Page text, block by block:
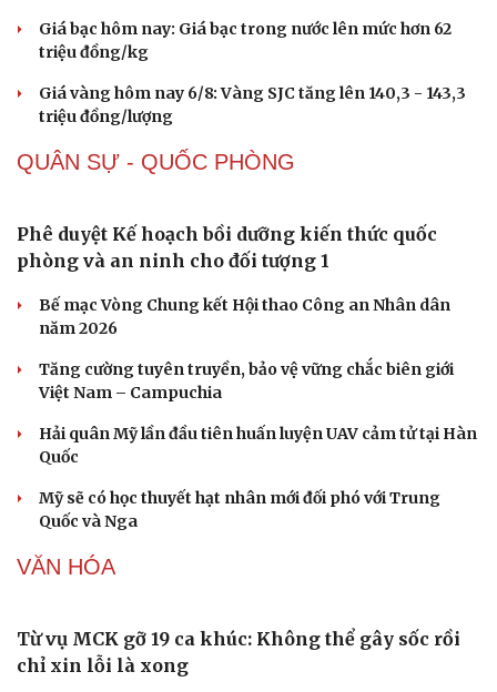
Sức khỏe
Dinh dưỡng - món ngon
Sản phụ khoa
Nhi khoa
Làm đẹp - giảm cân
Phòng mạch online
Ăn sạch sống khỏe
Đời sống
Tình yêu - Gia đình
Giá bạc hôm nay: Giá bạc trong nước lên mức hơn 62
triệu đồng/kg
Giá vàng hôm nay 6/8: Vàng SJC tăng lên 140,3 - 143,3
triệu đồng/lượng
QUÂN SỰ - QUỐC PHÒNG
Phê duyệt Kế hoạch bồi dưỡng kiến thức quốc
phòng và an ninh cho đối tượng 1
Bế mạc Vòng Chung kết Hội thao Công an Nhân dân
năm 2026
Tăng cường tuyên truyền, bảo vệ vững chắc biên giới
Việt Nam – Campuchia
Hải quân Mỹ lần đầu tiên huấn luyện UAV cảm tử tại Hàn
Quốc
Mỹ sẽ có học thuyết hạt nhân mới đối phó với Trung
Quốc và Nga
VĂN HÓA
Từ vụ MCK gỡ 19 ca khúc: Không thể gây sốc rồi
chỉ xin lỗi là xong